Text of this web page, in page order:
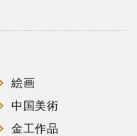
絵画
中国美術
金工作品